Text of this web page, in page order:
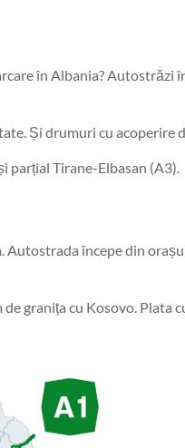
în Albania?
Și drumuri cu acoperire
parțial Tirane-Elbasan (A3).
Autostrada începe din
granița cu Kosovo. Plata